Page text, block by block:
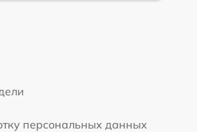
персональных данных